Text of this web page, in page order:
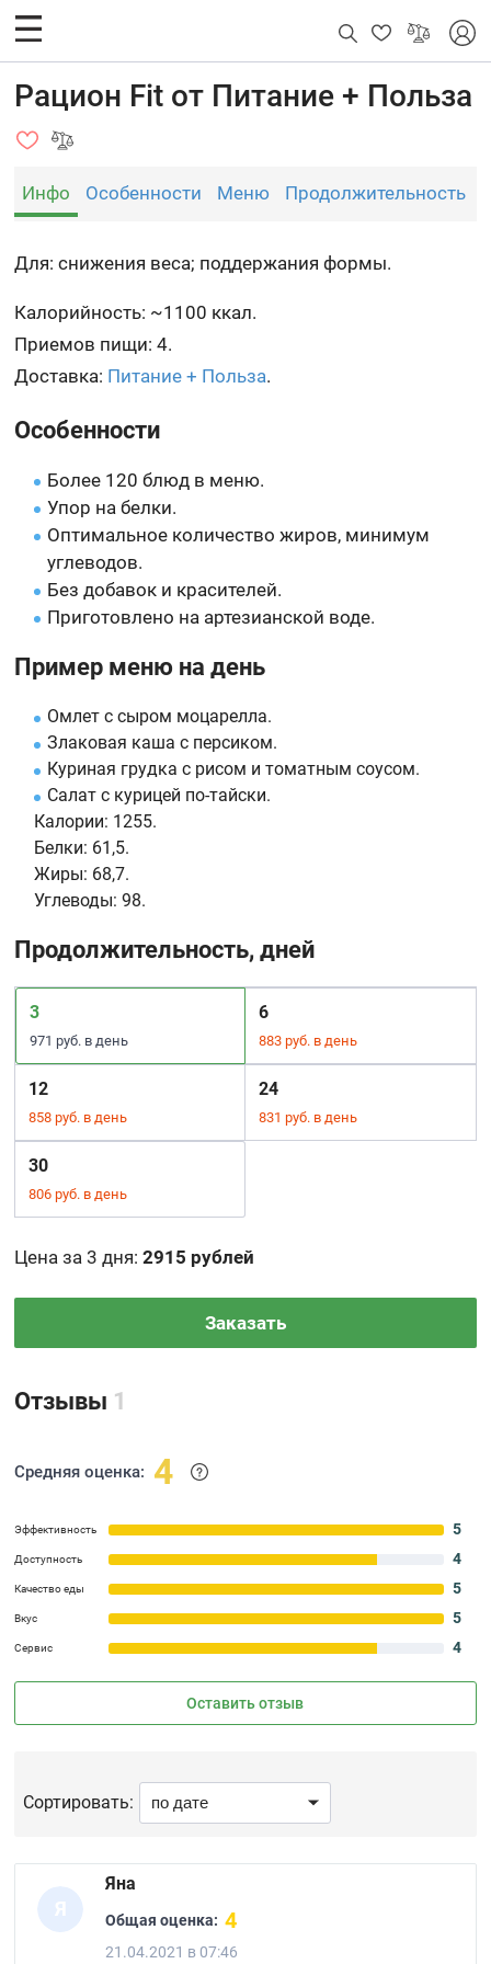
Рацион Fit от Питание + Польза
Инфо Особенности Меню Продолжительность
Для: снижения веса; поддержания формы.
Калорийность: ~1100 ккал.
Приемов пищи: 4.
Доставка: Питание + Польза.
Особенности
Более 120 блюд в меню.
Упор на белки.
Оптимальное количество жиров, минимум
углеводов.
Без добавок и красителей.
Приготовлено на артезианской воде.
Пример меню на день
Омлет с сыром моцарелла.
Злаковая каша с персиком.
Куриная грудка с рисом и томатным соусом.
Салат с курицей по-тайски.
Калории: 1255.
Белки: 61,5.
Жиры: 68,7.
Углеводы: 98.
Продолжительность, дней
3
971 руб. в день
6
883 руб. в день
12
858 руб. в день
24
831 руб. в день
30
806 руб. в день
Цена за 3 дня:2915 рублей
Заказать
Отзывы 1
Средняя оценка: 4
Эффективность 5
Доступность 4
Качество еды 5
Вкус 5
Сервис 4
Оставить отзыв
Сортировать:
Я
Яна
Общая оценка: 4
21.04.2021 в 07:46